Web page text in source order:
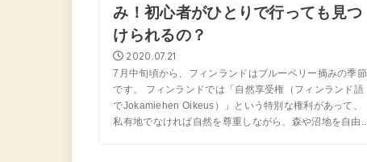
み！初心者がひとりで行っても見つ
けられるの？
2020.07.21
7月中旬頃から、フィンランドはブルーベリー摘みの季節
です。 フィンランドでは「自然享受権（フィンランド語
でJokamiehen Oikeus）」という特別な権利があって、
私有地でなければ自然を尊重しながら、森や沼地を自由...